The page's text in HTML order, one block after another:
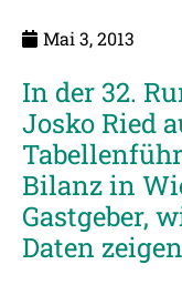
Mai 3, 2013
In der 32.
Josko Ried
Bilanz in
Gastgeber,
Daten